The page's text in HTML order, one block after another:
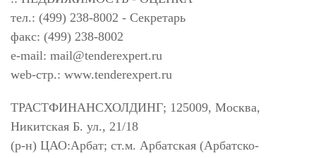
тел.: (499) 238-8002 - Секретарь
факс: (499) 238-8002
e-mail: mail@tenderexpert.ru
web-стр.: www.tenderexpert.ru
ТРАСТФИНАНСХОЛДИНГ; 125009, Москва,
Никитская Б. ул., 21/18
(р-н) ЦАО:Арбат; ст.м. Арбатская (Арбатско-